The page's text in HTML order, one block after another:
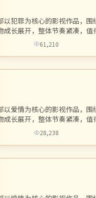
以犯罪为核心的影视作品，围
成长展开，整体节奏紧凑，值
61,210
以爱情为核心的影视作品，围
成长展开，整体节奏紧凑，值
28,238